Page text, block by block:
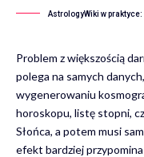
AstrologyWiki w
Problem z większością
polega na samych
wygenerowaniu
horoskopu, listę stopni,
Słońca, a potem musi
efekt bardziej